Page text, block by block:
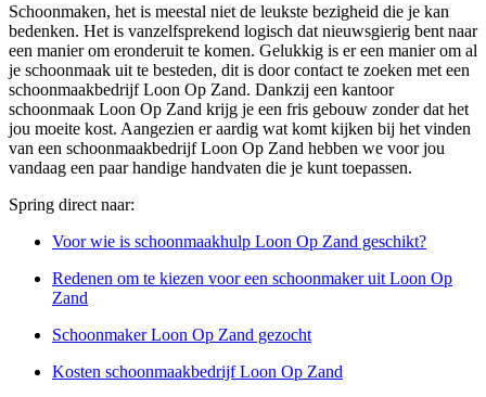
Schoonmaken, het is meestal niet de leukste bezigheid die je kan
bedenken. Het is vanzelfsprekend logisch dat nieuwsgierig bent naar
een manier om eronderuit te komen. Gelukkig is er een manier om al
je schoonmaak uit te besteden, dit is door contact te zoeken met een
schoonmaakbedrijf Loon Op Zand. Dankzij een kantoor
schoonmaak Loon Op Zand krijg je een fris gebouw zonder dat het
jou moeite kost. Aangezien er aardig wat komt kijken bij het vinden
van een schoonmaakbedrijf Loon Op Zand hebben we voor jou
vandaag een paar handige handvaten die je kunt toepassen.
Spring direct naar:
Voor wie is schoonmaakhulp Loon Op Zand geschikt?
Redenen om te kiezen voor een schoonmaker uit Loon Op
Zand
Schoonmaker Loon Op Zand gezocht
Kosten schoonmaakbedrijf Loon Op Zand